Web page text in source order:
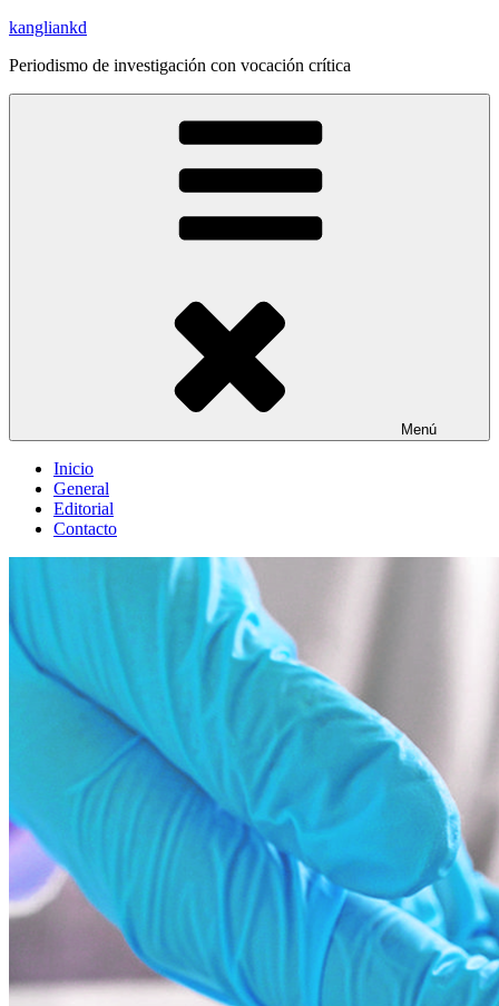
Saltar
contenido
kangliankd
Periodismo de investigación con vocación crítica
Menú
Inicio
General
Editorial
Contacto